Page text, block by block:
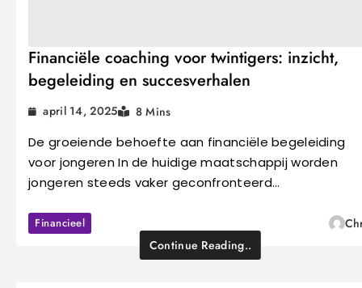
Financiële coaching voor twintigers: inzicht,
begeleiding en succesverhalen
april 14, 2025 8 Mins
De groeiende behoefte aan financiële begeleiding
voor jongeren In de huidige maatschappij worden
jongeren steeds vaker geconfronteerd…
Financieel
Continue Reading..